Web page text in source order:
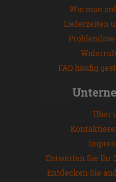
Wie man
Lieferzeiten
FAQ häufig
Über
Entwerfen Sie Ihr
Entdecken Sie